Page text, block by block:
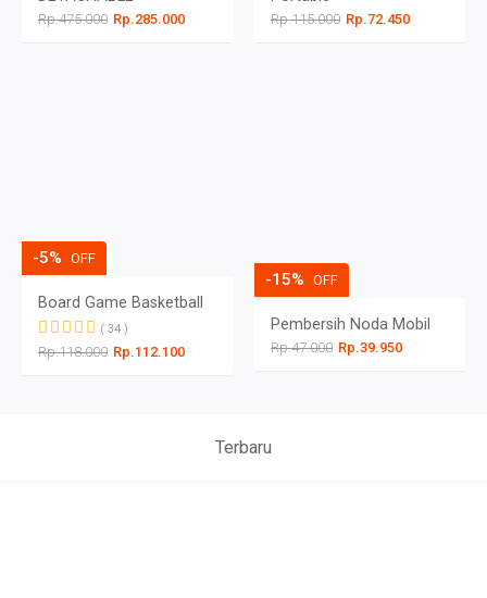
Rp.475.000 Rp.285.000 Rp.115.000 Rp.72.450
-5% OFF
Board Game Basketball
( 34 )
Rp.118.000 Rp.112.100
-15% OFF
Pembersih Noda Mobil
Rp.47.000 Rp.39.950
Terbaru